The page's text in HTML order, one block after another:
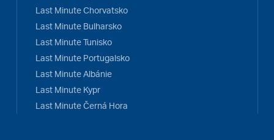
Last Minute Chorvatsko
Last Minute Bulharsko
Last Minute Tunisko
Last Minute Portugalsko
Last Minute Albánie
Last Minute Kypr
Last Minute Černá Hora